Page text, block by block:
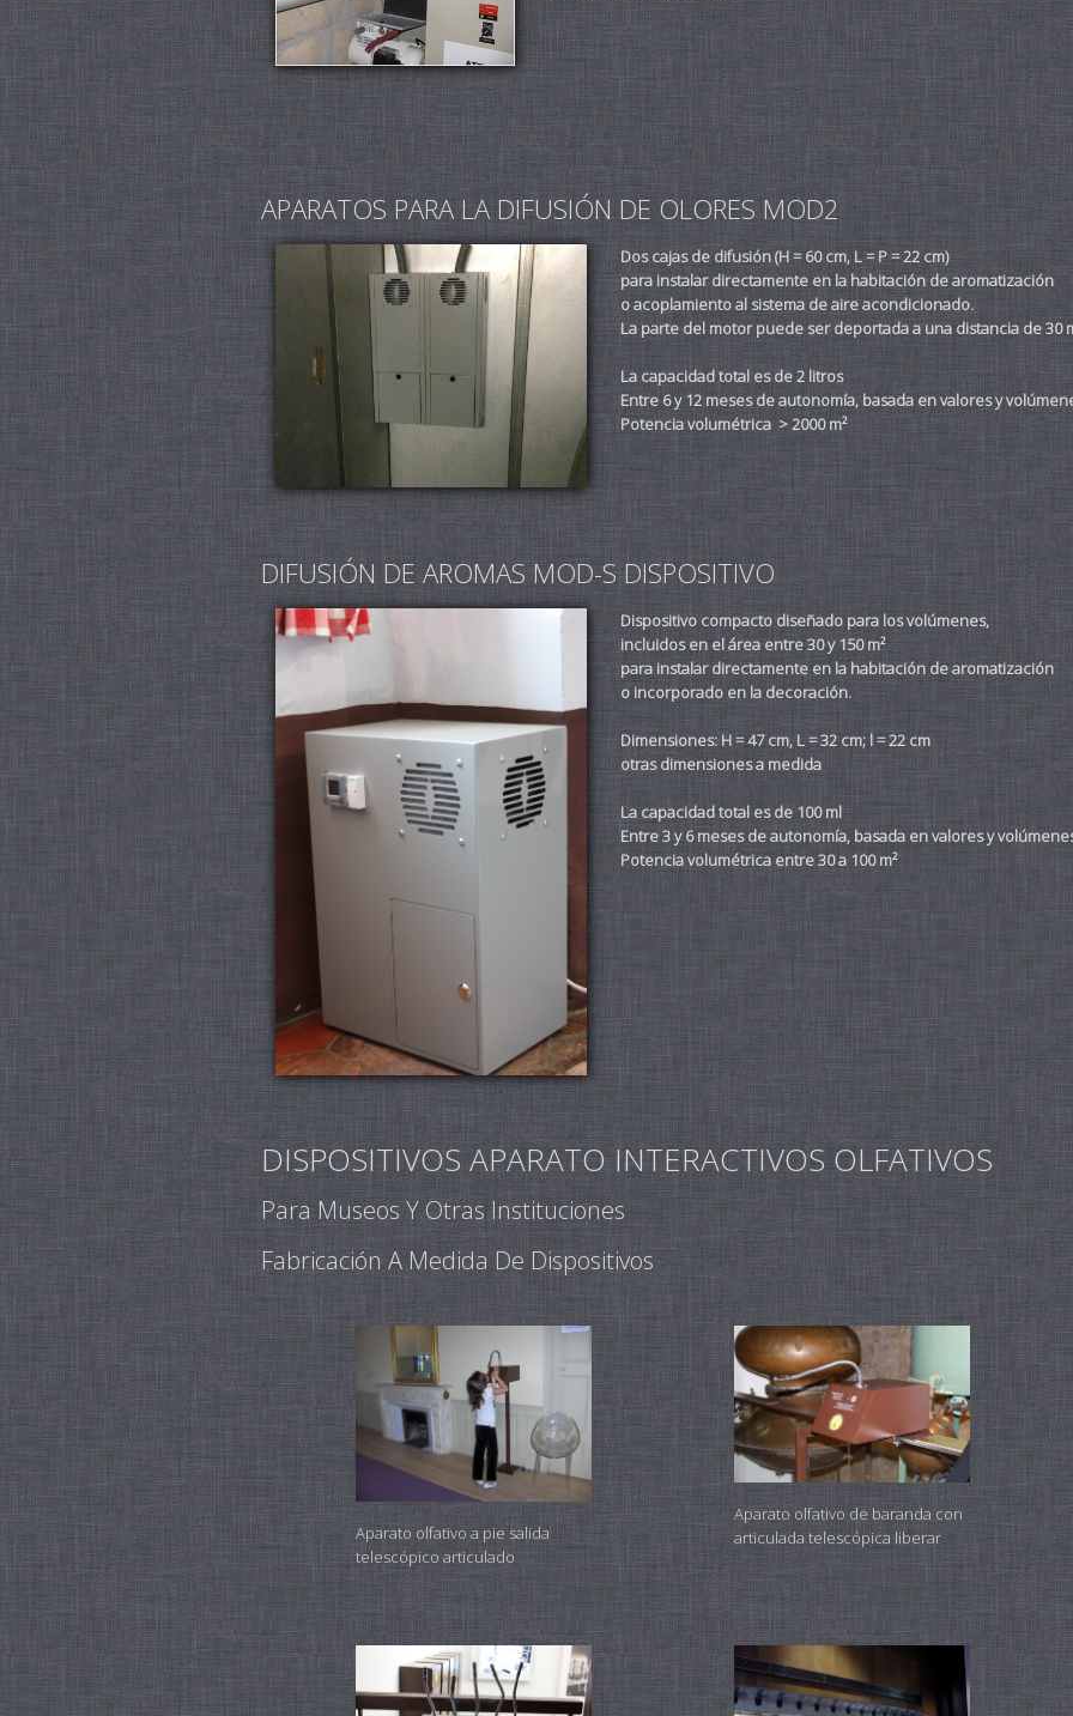
APARATOS PARA LA DIFUSIÓN DE OLORES MOD2
Dos cajas de difusión (H = 60 cm, L = P = 22 cm)
para instalar directamente en la habitación de aromatización
o acoplamiento al sistema de aire acondicionado.
La parte del motor puede ser deportada a una distancia de 30
La capacidad total es de 2 litros
Entre 6 y 12 meses de autonomía, basada en valores y
Potencia volumétrica > 2000 m²
DIFUSIÓN DE AROMAS MOD-S DISPOSITIVO
Dispositivo compacto diseñado para los volúmenes,
incluidos en el área entre 30 y 150 m²
para instalar directamente en la habitación de aromatización
o incorporado en la decoración.
Dimensiones: H = 47 cm, L = 32 cm; l = 22 cm
otras dimensiones a medida
La capacidad total es de 100 ml
Entre 3 y 6 meses de autonomía, basada en valores y
Potencia volumétrica entre 30 a 100 m²
DISPOSITIVOS APARATO INTERACTIVOS OLFATIVOS
Para Museos Y Otras Instituciones
Fabricación A Medida De Dispositivos
Aparato olfativo a pie salida
telescópico articulado
Aparato olfativo de baranda con
articulada telescópica liberar